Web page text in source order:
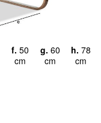
f. 50
cm
g. 60
cm
h. 78
cm